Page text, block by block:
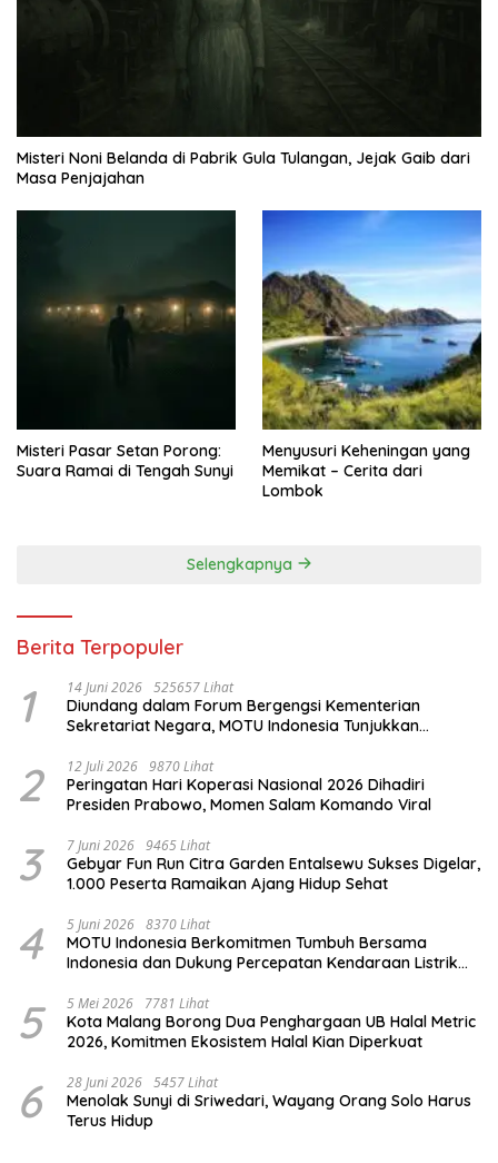
Misteri Noni Belanda di Pabrik Gula Tulangan, Jejak Gaib dari
Masa Penjajahan
Misteri Pasar Setan Porong:
Suara Ramai di Tengah Sunyi
Menyusuri Keheningan yang
Memikat – Cerita dari
Lombok
Selengkapnya
Berita Terpopuler
1 14 Juni 2026 525657 Lihat
Diundang dalam Forum Bergengsi Kementerian
Sekretariat Negara, MOTU Indonesia Tunjukkan
2 12 Juli 2026 9870 Lihat
Peringatan Hari Koperasi Nasional 2026 Dihadiri
Presiden Prabowo, Momen Salam Komando Viral
3 7 Juni 2026 9465 Lihat
Gebyar Fun Run Citra Garden Entalsewu Sukses Digelar,
1.000 Peserta Ramaikan Ajang Hidup Sehat
4 5 Juni 2026 8370 Lihat
MOTU Indonesia Berkomitmen Tumbuh Bersama
Indonesia dan Dukung Percepatan Kendaraan Listrik
5 5 Mei 2026 7781 Lihat
Kota Malang Borong Dua Penghargaan UB Halal Metric
2026, Komitmen Ekosistem Halal Kian Diperkuat
6 28 Juni 2026 5457 Lihat
Menolak Sunyi di Sriwedari, Wayang Orang Solo Harus
Terus Hidup